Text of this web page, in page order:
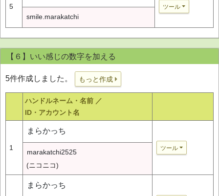
5 ツール
smile.marakatchi
【６】いい感じの数字を加える
5件作成しました。 もっと作成
ハンドルネーム・名前 ／
ID・アカウント名
1
まらかっち
ツール
marakatchi2525
(ニコニコ)
まらかっち